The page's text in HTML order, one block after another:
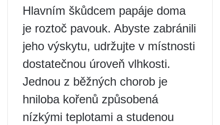
Hlavním škůdcem papáje doma
je roztoč pavouk. Abyste zabránili
jeho výskytu, udržujte v místnosti
dostatečnou úroveň vlhkosti.
Jednou z běžných chorob je
hniloba kořenů způsobená
nízkými teplotami a studenou